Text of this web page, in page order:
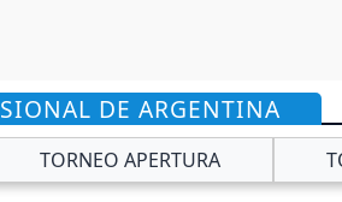
DE ARGENTINA
TORNEO APERTURA